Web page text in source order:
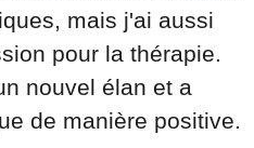
mais j'ai aussi
pour la thérapie.
nouvel élan et a
de manière positive.